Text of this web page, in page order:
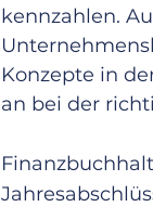
kennzahlen.
Konzepte in
an bei der